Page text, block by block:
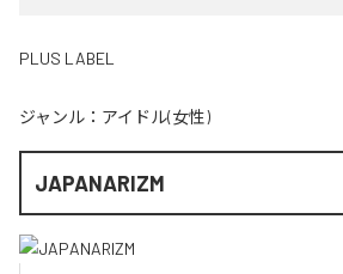
PLUS LABEL
ジャンル： アイドル(女性)
JAPANARIZM